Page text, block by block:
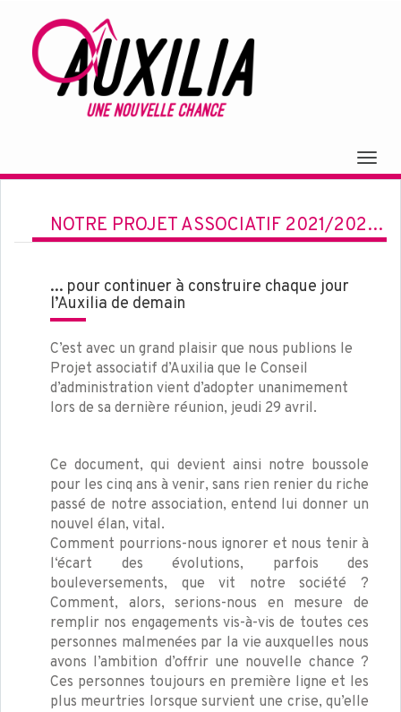
NOTRE PROJET ASSOCIATIF 2021/2025
... pour continuer à construire chaque jour
l’Auxilia de demain
C’est avec un grand plaisir que nous publions le
Projet associatif d’Auxilia que le Conseil
d’administration vient d’adopter unanimement
lors de sa dernière réunion, jeudi 29 avril.
Ce document, qui devient ainsi notre boussole
pour les cinq ans à venir, sans rien renier du riche
passé de notre association, entend lui donner un
nouvel élan, vital.
Comment pourrions-nous ignorer et nous tenir à
l‘écart des évolutions, parfois des
bouleversements, que vit notre société ?
Comment, alors, serions-nous en mesure de
remplir nos engagements vis-à-vis de toutes ces
personnes malmenées par la vie auxquelles nous
avons l’ambition d’offrir une nouvelle chance ?
Ces personnes toujours en première ligne et les
plus meurtries lorsque survient une crise, qu’elle